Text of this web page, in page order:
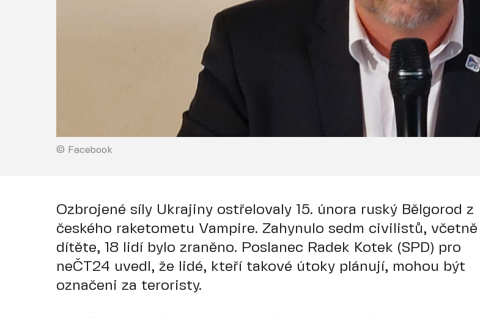
© Facebook
Ozbrojené síly Ukrajiny ostřelovaly 15. února ruský Bělgorod z
českého raketometu Vampire. Zahynulo sedm civilistů, včetně
dítěte, 18 lidí bylo zraněno. Poslanec Radek Kotek (SPD) pro
neČT24 uvedl, že lidé, kteří takové útoky plánují, mohou být
označeni za teroristy.